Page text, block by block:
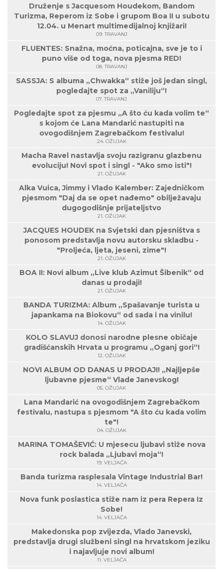
Druženje s Jacquesom Houdekom, Bandom
Turizma, Reperom iz Sobe i grupom Boa II u subotu
12.04. u Menart multimedijalnoj knjižari!
09. TRAVANJ
FLUENTES: Snažna, moćna, poticajna, sve je to i
puno više od toga, nova pjesma RED!
08. TRAVANJ
SASSJA: S albuma „Chwakka“ stiže još jedan singl,
pogledajte spot za „Vaniliju“!
07. TRAVANJ
Pogledajte spot za pjesmu „A što ću kada volim te“
s kojom će Lana Mandarić nastupiti na
ovogodišnjem Zagrebačkom festivalu!
24. OŽUJAK
Macha Ravel nastavlja svoju razigranu glazbenu
evoluciju! Novi spot i singl - "Ako smo isti"!
21. OŽUJAK
Alka Vuica, Jimmy i Vlado Kalember: Zajedničkom
pjesmom "Daj da se opet nađemo" obilježavaju
dugogodišnje prijateljstvo
21. OŽUJAK
JACQUES HOUDEK na Svjetski dan pjesništva s
ponosom predstavlja novu autorsku skladbu -
"Proljeća, ljeta, jeseni, zime"!
21. OŽUJAK
BOA II: Novi album „Live klub Azimut Šibenik“ od
danas u prodaji!
21. OŽUJAK
BANDA TURIZMA: Album „Spašavanje turista u
japankama na Biokovu“ od sada i na vinilu!
14. OŽUJAK
KOLO SLAVUJ donosi narodne plesne običaje
gradišćanskih Hrvata u programu „Oganj gori“!
12. OŽUJAK
NOVI ALBUM OD DANAS U PRODAJI! „Najljepše
ljubavne pjesme“ Vlade Janevskog!
05. OŽUJAK
Lana Mandarić na ovogodišnjem Zagrebačkom
festivalu, nastupa s pjesmom "A što ću kada volim
te"!
04. OŽUJAK
MARINA TOMAŠEVIĆ: U mjesecu ljubavi stiže nova
rock balada „Ljubavi moja“!
19. VELJAČA
Banda turizma rasplesala Vintage Industrial Bar!
14. VELJAČA
Nova funk poslastica stiže nam iz pera Repera Iz
Sobe!
14. VELJAČA
Makedonska pop zvijezda, Vlado Janevski,
predstavlja drugi službeni singl na hrvatskom jeziku
i najavljuje novi album!
11. VELJAČA